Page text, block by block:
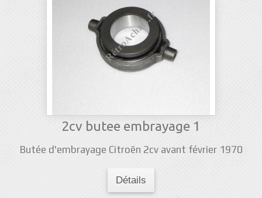
2cv butee embrayage 1
Butée d'embrayage Citroën 2cv avant février 1970
Détails